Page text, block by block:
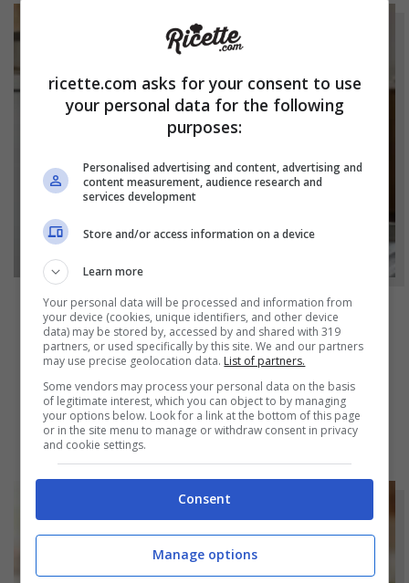
NOTIZIE
Bicchieri opachi dopo la lavastoviglie? Il
segreto naturale per farli tornare come
nuovi
ricette.com asks for your consent to use
your personal data for the following
purposes:
Personalised advertising and content, advertising and
content measurement, audience research and
services development
Store and/or access information on a device
Learn more
Your personal data will be processed and information from
your device (cookies, unique identifiers, and other device
data) may be stored by, accessed by and shared with 319
partners, or used specifically by this site. We and our partners
may use precise geolocation data. List of partners.
Some vendors may process your personal data on the basis
of legitimate interest, which you can object to by managing
your options below. Look for a link at the bottom of this page
or in the site menu to manage or withdraw consent in privacy
and cookie settings.
Consent
Manage options